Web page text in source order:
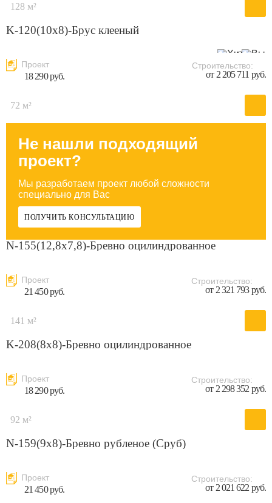
128 м²
K-120(10х8)-Брус клееный
Проект
18 290 руб.
Строительство:
от 2 205 711 руб.
72 м²
Не нашли подходящий
проект?
Мы разработаем проект любой сложности
специально для Вас
ПОЛУЧИТЬ КОНСУЛЬТАЦИЮ
N-155(12,8x7,8)-Бревно оцилиндрованное
Проект
21 450 руб.
Строительство:
от 2 321 793 руб.
141 м²
K-208(8x8)-Бревно оцилиндрованное
Проект
18 290 руб.
Строительство:
от 2 298 352 руб.
92 м²
N-159(9x8)-Бревно рубленое (Сруб)
Проект
21 450 руб.
Строительство:
от 2 021 622 руб.